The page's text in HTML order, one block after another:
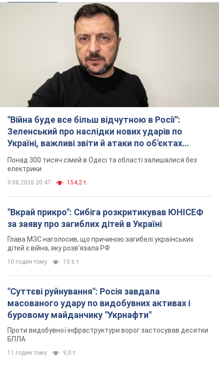
"Війна буде все більш відчутною в Росії":
Зеленський про наслідки нових ударів по
Україні, важливі звіти й атаки по об'єктах
ворога. Відео
Понад 300 тисяч сімей в Одесі та області залишалися без
електрики
9.08.2026 20:47 154,2 т.
"Вкрай прикро": Сибіга розкритикував ЮНІСЕФ
за заяву про загиблих дітей в Україні
Глава МЗС наголосив, що причиною загибелі українських
дітей є війна, яку розв'язала РФ
10 годин тому 10,6 т.
"Суттєві руйнування": Росія завдала
масованого удару по видобувних активах і
буровому майданчику "Укрнафти"
Проти видобувної інфраструктури ворог застосував десятки
БПЛА
11 годин тому 9,0 т.